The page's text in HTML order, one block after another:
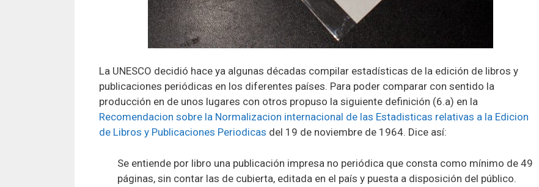
La UNESCO decidió hace ya algunas décadas compilar estadísticas de la edición de libros y
publicaciones periódicas en los diferentes países. Para poder comparar con sentido la
producción en de unos lugares con otros propuso la siguiente definición (6.a) en la
Recomendacion sobre la Normalizacion internacional de las Estadisticas relativas a la Edicion
de Libros y Publicaciones Periodicas del 19 de noviembre de 1964. Dice así:
Se entiende por libro una publicación impresa no periódica que consta como mínimo de 49
páginas, sin contar las de cubierta, editada en el país y puesta a disposición del público.